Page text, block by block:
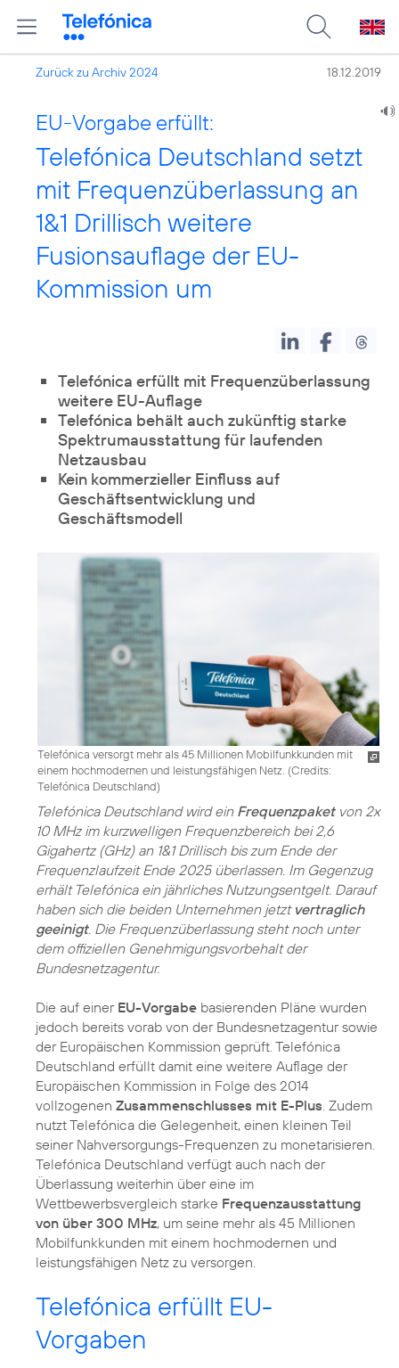
Zurück zu Archiv 2024 18.12.2019
EU-Vorgabe erfüllt:
Telefónica Deutschland setzt
mit Frequenzüberlassung an
1&1 Drillisch weitere
Fusionsauflage der EU-
Kommission um
Telefónica erfüllt mit Frequenzüberlassung
weitere EU-Auflage
Telefónica behält auch zukünftig starke
Spektrumausstattung für laufenden
Netzausbau
Kein kommerzieller Einfluss auf
Geschäftsentwicklung und
Geschäftsmodell
Telefónica versorgt mehr als 45 Millionen Mobilfunkkunden mit
einem hochmodernen und leistungsfähigen Netz. (Credits:
Telefónica Deutschland)
Telefónica Deutschland wird ein Frequenzpaketvon 2x
10 MHz im kurzwelligen Frequenzbereich bei 2,6
Gigahertz (GHz) an 1&1 Drillisch bis zum Ende der
Frequenzlaufzeit Ende 2025 überlassen. Im Gegenzug
erhält Telefónica ein jährliches Nutzungsentgelt. Darauf
haben sich die beiden Unternehmen jetzt vertraglich
geeinigt. Die Frequenzüberlassung steht noch unter
dem offiziellen Genehmigungsvorbehalt der
Bundesnetzagentur.
Die auf einer EU-Vorgabe basierenden Pläne wurden
jedoch bereits vorab von der Bundesnetzagentur sowie
der Europäischen Kommission geprüft. Telefónica
Deutschland erfüllt damit eine weitere Auflage der
Europäischen Kommission in Folge des 2014
vollzogenen Zusammenschlusses mit E-Plus . Zudem
nutzt Telefónica die Gelegenheit, einen kleinen Teil
seiner Nahversorgungs-Frequenzen zu monetarisieren.
Telefónica Deutschland verfügt auch nach der
Überlassung weiterhin über eine im
Wettbewerbsvergleich starke Frequenzausstattung
von über 300 MHz, um seine mehr als 45 Millionen
Mobilfunkkunden mit einem hochmodernen und
leistungsfähigen Netz zu versorgen.
Telefónica erfüllt EU-
Vorgaben